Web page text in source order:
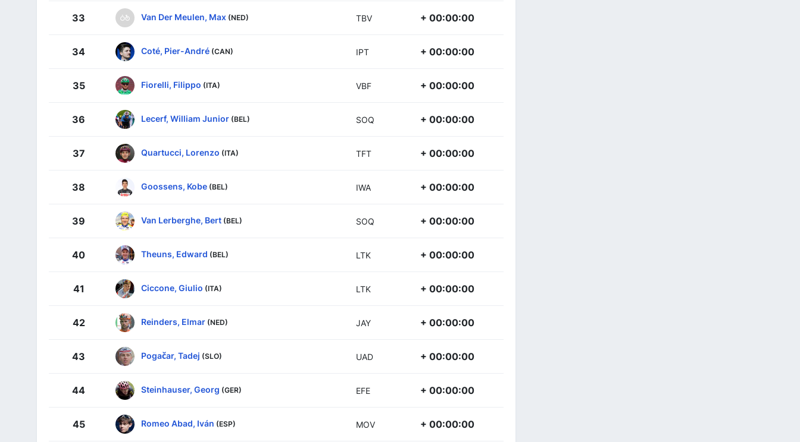
33 Van Der Meulen, Max (NED) TBV + 00:00:00
34 Coté, Pier-André (CAN) IPT + 00:00:00
35 Fiorelli, Filippo (ITA) VBF + 00:00:00
36 Lecerf, William Junior (BEL) SOQ + 00:00:00
37 Quartucci, Lorenzo (ITA) TFT + 00:00:00
38 Goossens, Kobe (BEL) IWA + 00:00:00
39 Van Lerberghe, Bert (BEL) SOQ + 00:00:00
40 Theuns, Edward (BEL) LTK + 00:00:00
41 Ciccone, Giulio (ITA) LTK + 00:00:00
42 Reinders, Elmar (NED) JAY + 00:00:00
43 Pogačar, Tadej (SLO) UAD + 00:00:00
44 Steinhauser, Georg (GER) EFE + 00:00:00
45 Romeo Abad, Iván (ESP) MOV + 00:00:00